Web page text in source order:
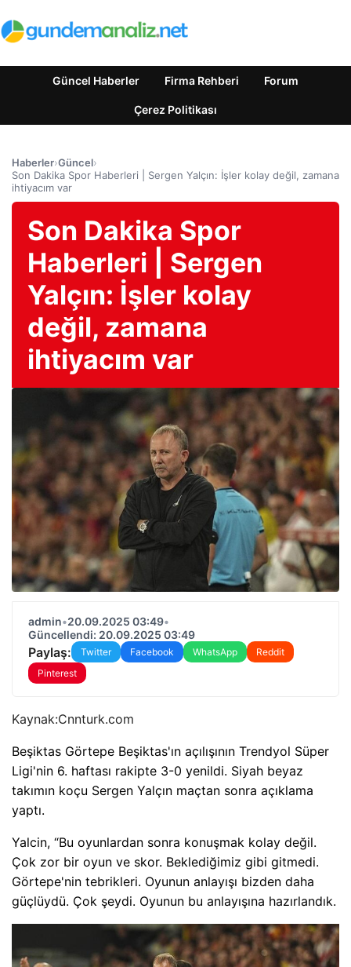
Güncel Haberler Firma Rehberi Forum
Çerez Politikası
Haberler›Güncel›
Son Dakika Spor Haberleri | Sergen Yalçın: İşler kolay değil, zamana
ihtiyacım var
Son Dakika Spor
Haberleri | Sergen
Yalçın: İşler kolay
değil, zamana
ihtiyacım var
admin•20.09.2025 03:49•
Güncellendi: 20.09.2025 03:49
Paylaş: Twitter Facebook WhatsApp
Reddit
Pinterest
Kaynak:Cnnturk.com
Beşiktas Görtepe Beşiktas'ın açılışının Trendyol Süper
Ligi'nin 6. haftası rakipte 3-0 yenildi. Siyah beyaz
takımın koçu Sergen Yalçın maçtan sonra açıklama
yaptı.
Yalcin, “Bu oyunlardan sonra konuşmak kolay değil.
Çok zor bir oyun ve skor. Beklediğimiz gibi gitmedi.
Görtepe'nin tebrikleri. Oyunun anlayışı bizden daha
güçlüydü. Çok şeydi. Oyunun bu anlayışına hazırlandık.